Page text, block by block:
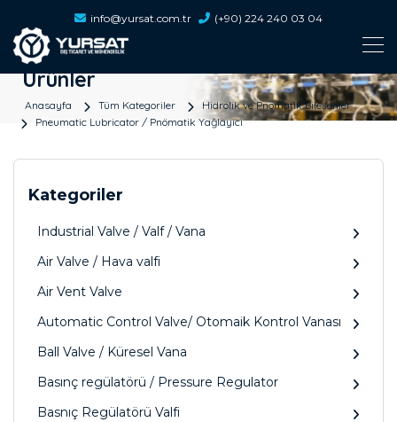
info@yursat.com.tr (+90) 224 240 03 04
Ürünler
Anasayfa Tüm Kategoriler
Hidrolik ve Pnömatik Bileşenler
Pneumatic Lubricator / Pnömatik Yağlayıcı
Kategoriler
Industrial Valve / Valf / Vana
Air Valve / Hava valfi
Air Vent Valve
Automatic Control Valve/ Otomaik Kontrol Vanası
Ball Valve / Küresel Vana
Basınç regülatörü / Pressure Regulator
Basnıç Regülatörü Valfi